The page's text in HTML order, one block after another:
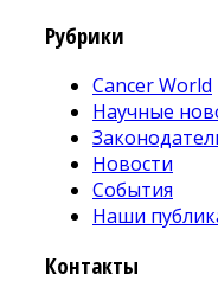
Рубрики
Cancer World
Научные
Новости
События
Наши
Контакты